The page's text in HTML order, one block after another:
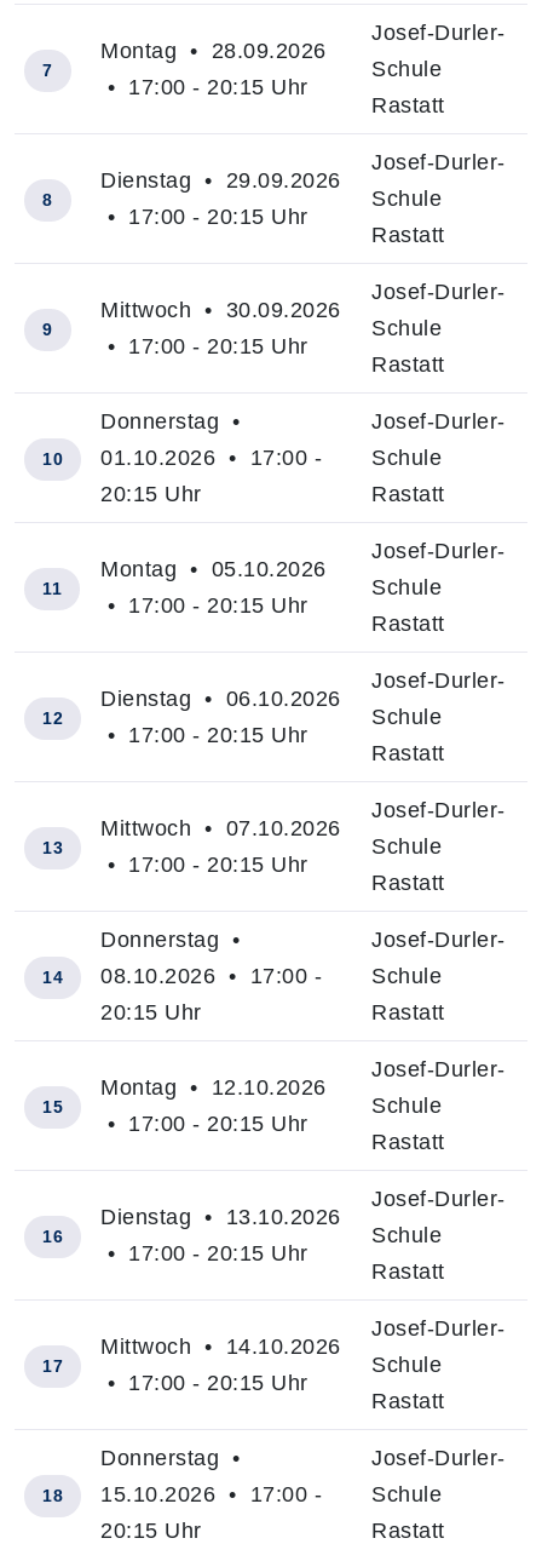
7
Montag • 28.09.2026
• 17:00 - 20:15 Uhr
Josef-Durler-
Schule
Rastatt
8
Dienstag • 29.09.2026
• 17:00 - 20:15 Uhr
Josef-Durler-
Schule
Rastatt
9
Mittwoch • 30.09.2026
• 17:00 - 20:15 Uhr
Josef-Durler-
Schule
Rastatt
10
Donnerstag •
01.10.2026 • 17:00 -
20:15 Uhr
Josef-Durler-
Schule
Rastatt
11
Montag • 05.10.2026
• 17:00 - 20:15 Uhr
Josef-Durler-
Schule
Rastatt
12
Dienstag • 06.10.2026
• 17:00 - 20:15 Uhr
Josef-Durler-
Schule
Rastatt
13
Mittwoch • 07.10.2026
• 17:00 - 20:15 Uhr
Josef-Durler-
Schule
Rastatt
14
Donnerstag •
08.10.2026 • 17:00 -
20:15 Uhr
Josef-Durler-
Schule
Rastatt
15
Montag • 12.10.2026
• 17:00 - 20:15 Uhr
Josef-Durler-
Schule
Rastatt
16
Dienstag • 13.10.2026
• 17:00 - 20:15 Uhr
Josef-Durler-
Schule
Rastatt
17
Mittwoch • 14.10.2026
• 17:00 - 20:15 Uhr
Josef-Durler-
Schule
Rastatt
18
Donnerstag •
15.10.2026 • 17:00 -
20:15 Uhr
Josef-Durler-
Schule
Rastatt